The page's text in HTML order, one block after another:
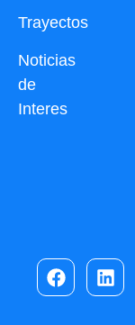
Trayectos
Noticias
de
Interes